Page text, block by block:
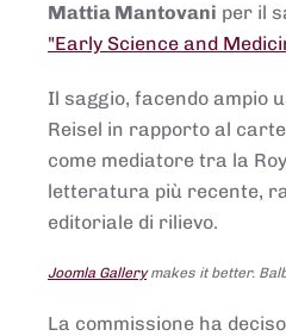
Mattia Mantovani per il
"Early Science and
Il saggio, facendo ampio
Reisel in rapporto al
come mediatore tra la
letteratura più recente,
editoriale di rilievo.
Joomla Gallerymakes it better.
La commissione ha